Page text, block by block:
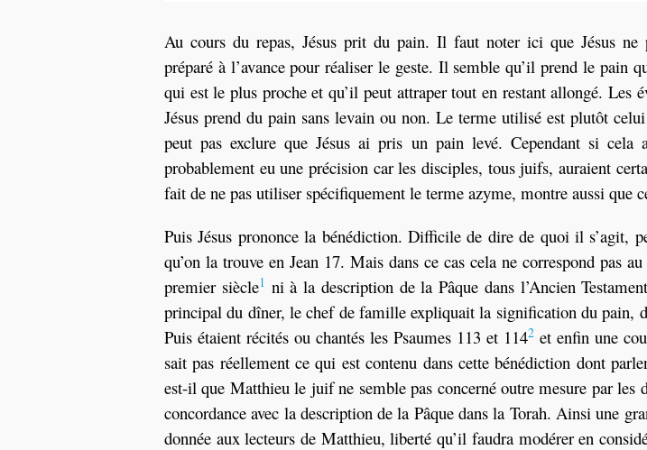
Au cours du repas, Jésus prit du pain. Il faut noter ici que Jésus ne
préparé à l’avance pour réaliser le geste. Il semble qu’il prend le pain
qui est le plus proche et qu’il peut attraper tout en restant allongé. Les
Jésus prend du pain sans levain ou non. Le terme utilisé est plutôt
peut pas exclure que Jésus ai pris un pain levé. Cependant si cela
probablement eu une précision car les disciples, tous juifs, auraient
fait de ne pas utiliser spécifiquement le terme azyme, montre aussi que
Puis Jésus prononce la bénédiction. Difficile de dire de quoi il s’agit,
qu’on la trouve en Jean 17. Mais dans ce cas cela ne correspond pas
premier siècle1 ni à la description de la Pâque dans l’Ancien
principal du dîner, le chef de famille expliquait la signification du pain,
Puis étaient récités ou chantés les Psaumes 113 et 1142et enfin une
sait pas réellement ce qui est contenu dans cette bénédiction dont
est-il que Matthieu le juif ne semble pas concerné outre mesure par les
concordance avec la description de la Pâque dans la Torah. Ainsi une
donnée aux lecteurs de Matthieu, liberté qu’il faudra modérer en